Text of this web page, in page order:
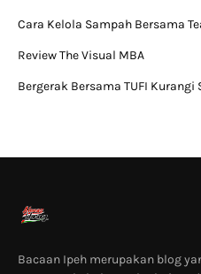
Cara Kelola Sampah Bersama
Review The Visual MBA
Bergerak Bersama TUFI Kurangi
Bacaan Ipeh merupakan blog